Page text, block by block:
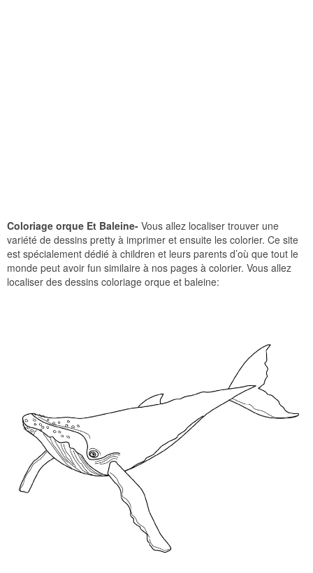
Coloriage orque Et Baleine- Vous allez localiser trouver une
variété de dessins pretty à imprimer et ensuite les colorier. Ce site
est spécialement dédié à children et leurs parents d’où que tout le
monde peut avoir fun similaire à nos pages à colorier. Vous allez
localiser des dessins coloriage orque et baleine: